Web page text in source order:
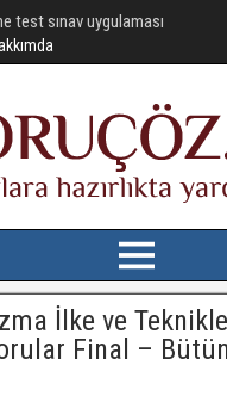
test sınav uygulaması
İlke ve
Final –